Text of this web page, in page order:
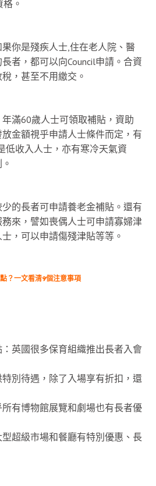
。
你是殘疾人士,住在老人院、醫
者，都可以向Council申請。合資
，甚至不用繳交。
滿60歲人士可領取補貼，資助
金額視乎申請人士條件而定，有
低收入人士，亦有寒冷天氣資
的長者可申請養老金補貼。還有
來，譬如喪偶人士可申請寡婦津
，可以申請傷殘津貼等等。
？一文看清9個注意事項
：英國很多保育組織推出長者入會
特別待遇，除了入場享有折扣，還
所有博物館展覽和劇場也有長者優
型超級市場和餐廳有特別優惠、長